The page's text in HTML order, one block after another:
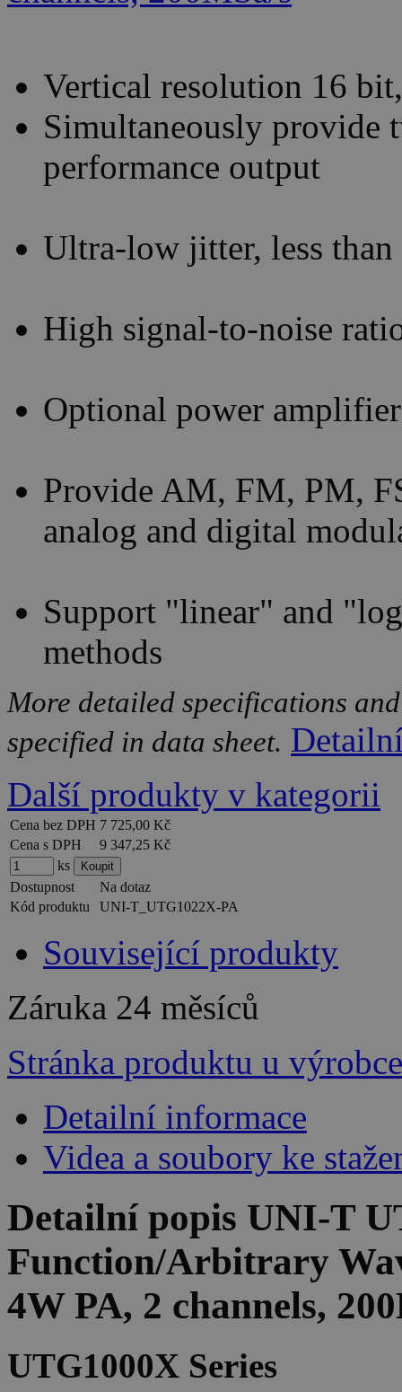
Vertical resolution 16
Simultaneously provide
performance output
Ultra-low jitter, less than
High signal-to-noise
Optional power
Provide AM, FM, PM,
analog and digital
Support "linear" and
methods
More detailed specifications
specified in data sheet.
Další produkty v kategorii
Cena bez DPH 7 725,00 Kč
Cena s DPH
9 347,25 Kč
ks
Dostupnost
Na dotaz
Kód produktu
UNI-T_UTG1022X-PA
Související produkty
Záruka 24 měsíců
Stránka produktu u výrobce
Detailní informace
Videa a soubory ke
Detailní popis UNI-T
Function/Arbitrary
4W PA, 2 channels,
UTG1000X Series